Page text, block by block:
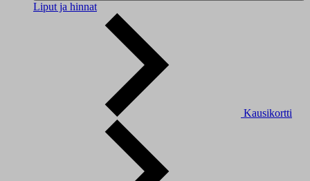
Liput ja hinnat
Kausikortti